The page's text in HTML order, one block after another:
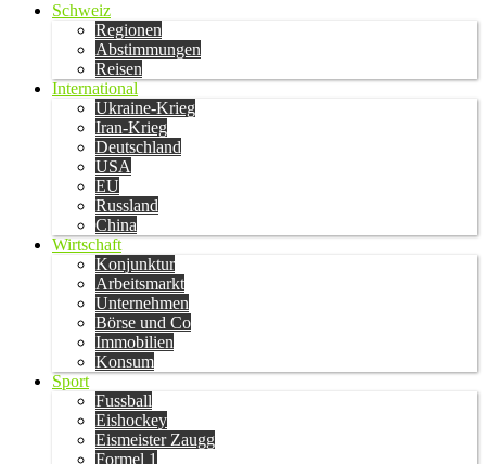
Schweiz
Regionen
Abstimmungen
Reisen
International
Ukraine-Krieg
Iran-Krieg
Deutschland
USA
EU
Russland
China
Wirtschaft
Konjunktur
Arbeitsmarkt
Unternehmen
Börse und Co
Immobilien
Konsum
Sport
Fussball
Eishockey
Eismeister Zaugg
Formel 1